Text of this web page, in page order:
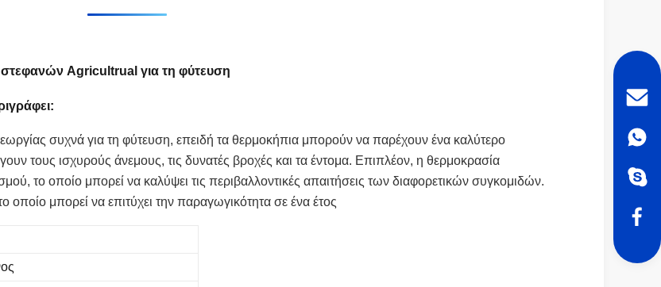
Agricultrual για τη φύτευση
συχνά για τη φύτευση, επειδή τα θερμοκήπια μπορούν να παρέχουν ένα καλύτερο
τους ισχυρούς άνεμους, τις δυνατές βροχές και τα έντομα. Επιπλέον, η θερμοκρασία
το οποίο μπορεί να καλύψει τις περιβαλλοντικές απαιτήσεις των διαφορετικών συγκομιδών.
οποίο μπορεί να επιτύχει την παραγωγικότητα σε ένα έτος